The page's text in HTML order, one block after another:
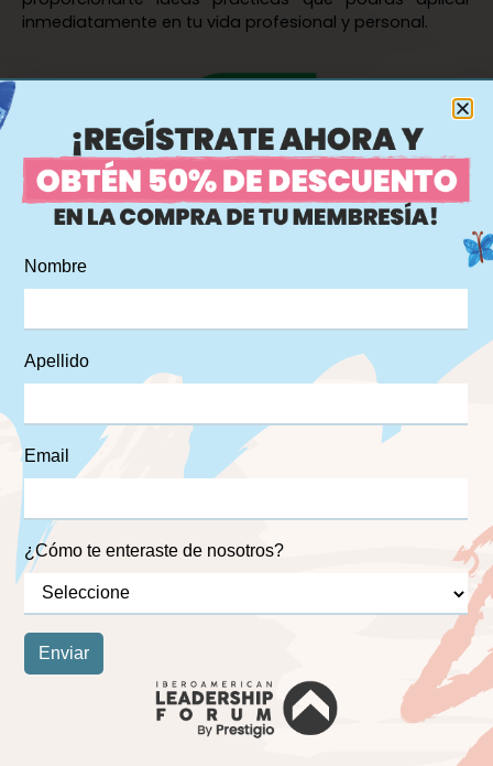
inmediatamente en tu vida profesional y personal.
Iberoamerican Leadership Forum 2024:
Únete a esta
experiencia única donde se abordará el tema crucial
profundas y conexiones significativas que te ayudarán
a ampliar tu perspectiva y tus habilidades de liderazgo.
Programa de Microlearning
Personalizado:
Desarrollado para ti, este programa te
ofrece recursos pedagógicos adaptados a tus
necesidades. Desde videos cortos hasta
introspecciones, tendrás acceso a una variedad de
herramientas diseñadas para fomentar una reflexión